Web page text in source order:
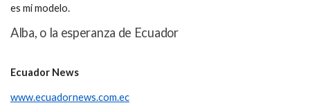
es mi modelo.
Alba, o la esperanza de Ecuador
Ecuador News
www.ecuadornews.com.ec